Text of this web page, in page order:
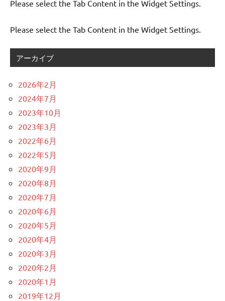
Please select the Tab Content in the Widget Settings.
Please select the Tab Content in the Widget Settings.
アーカイブ
2026年2月
2024年7月
2023年10月
2023年3月
2022年6月
2022年5月
2020年9月
2020年8月
2020年7月
2020年6月
2020年5月
2020年4月
2020年3月
2020年2月
2020年1月
2019年12月